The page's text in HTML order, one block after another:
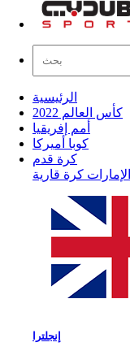
الرئيسية
كأس العالم 2022
أمم إفريقيا
كوبا أميركا
كرة قدم
الإمارات كرة قارية
إنجلترا